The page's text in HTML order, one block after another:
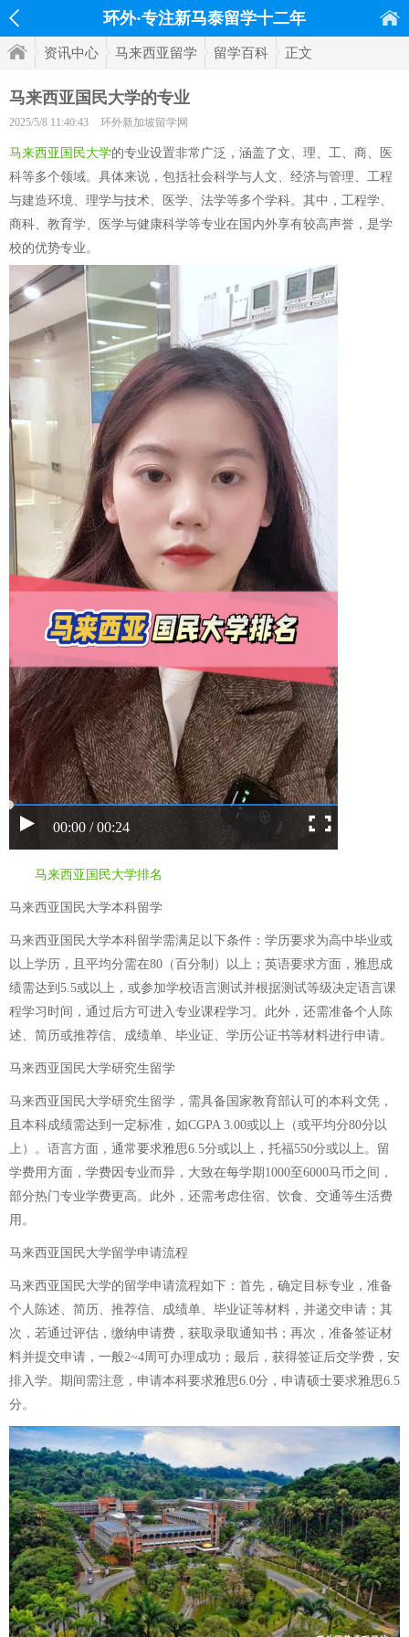
环外·专注新马泰留学十二年
资讯中心 马来西亚留学 留学百科 正文
马来西亚国民大学的专业
2025/5/8 11:40:43 环外新加坡留学网
马来西亚国民大学的专业设置非常广泛，涵盖了文、理、工、商、医
科等多个领域。具体来说，包括社会科学与人文、经济与管理、工程
与建造环境、理学与技术、医学、法学等多个学科。其中，工程学、
商科、教育学、医学与健康科学等专业在国内外享有较高声誉，是学
校的优势专业。
00:00 / 00:24
马来西亚国民大学排名
马来西亚国民大学本科留学
马来西亚国民大学本科留学需满足以下条件：学历要求为高中毕业或
以上学历，且平均分需在80（百分制）以上；英语要求方面，雅思成
绩需达到5.5或以上，或参加学校语言测试并根据测试等级决定语言课
程学习时间，通过后方可进入专业课程学习。此外，还需准备个人陈
述、简历或推荐信、成绩单、毕业证、学历公证书等材料进行申请。
马来西亚国民大学研究生留学
马来西亚国民大学研究生留学，需具备国家教育部认可的本科文凭，
且本科成绩需达到一定标准，如CGPA 3.00或以上（或平均分80分以
上）。语言方面，通常要求雅思6.5分或以上，托福550分或以上。留
学费用方面，学费因专业而异，大致在每学期1000至6000马币之间，
部分热门专业学费更高。此外，还需考虑住宿、饮食、交通等生活费
用。
马来西亚国民大学留学申请流程
马来西亚国民大学的留学申请流程如下：首先，确定目标专业，准备
个人陈述、简历、推荐信、成绩单、毕业证等材料，并递交申请；其
次，若通过评估，缴纳申请费，获取录取通知书；再次，准备签证材
料并提交申请，一般2~4周可办理成功；最后，获得签证后交学费，安
排入学。期间需注意，申请本科要求雅思6.0分，申请硕士要求雅思6.5
分。